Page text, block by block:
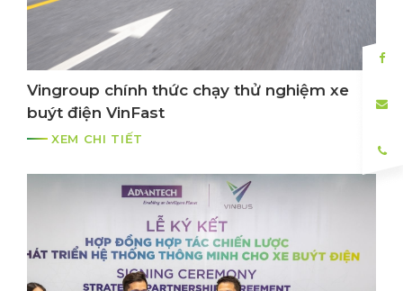
Vingroup chính thức chạy thử nghiệm xe
buýt điện VinFast
XEM CHI TIẾT